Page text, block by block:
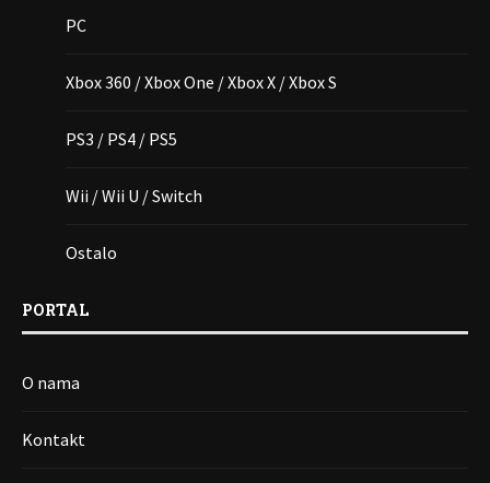
PC
Xbox 360 / Xbox One / Xbox X / Xbox S
PS3 / PS4 / PS5
Wii / Wii U / Switch
Ostalo
PORTAL
O nama
Kontakt